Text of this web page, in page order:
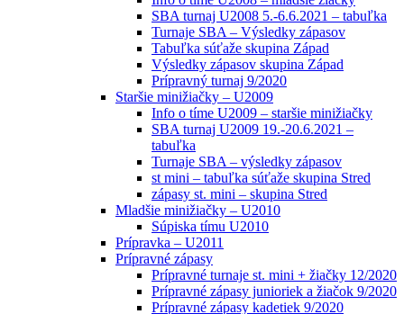
SBA turnaj U2008 5.-6.6.2021 – tabuľka
Turnaje SBA – Výsledky zápasov
Tabuľka súťaže skupina Západ
Výsledky zápasov skupina Západ
Prípravný turnaj 9/2020
Staršie minižiačky – U2009
Info o tíme U2009 – staršie minižiačky
SBA turnaj U2009 19.-20.6.2021 –
tabuľka
Turnaje SBA – výsledky zápasov
st mini – tabuľka súťaže skupina Stred
zápasy st. mini – skupina Stred
Mladšie minižiačky – U2010
Súpiska tímu U2010
Prípravka – U2011
Prípravné zápasy
Prípravné turnaje st. mini + žiačky 12/2020
Prípravné zápasy junioriek a žiačok 9/2020
Prípravné zápasy kadetiek 9/2020